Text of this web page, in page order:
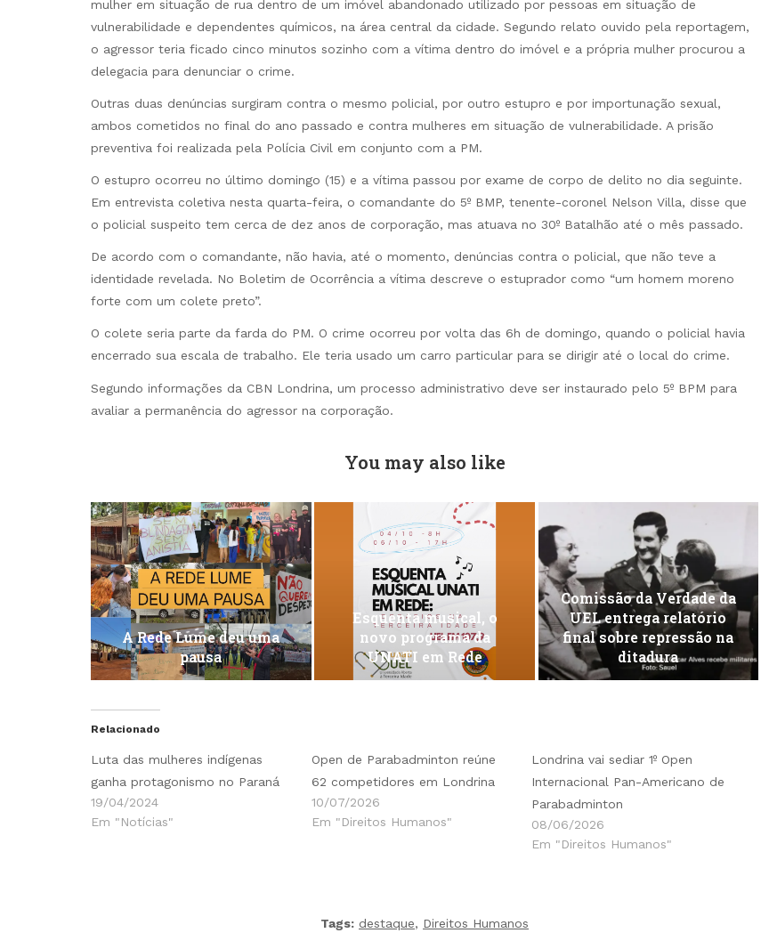
mulher em situação de rua dentro de um imóvel abandonado utilizado por pessoas em situação de
vulnerabilidade e dependentes químicos, na área central da cidade. Segundo relato ouvido pela reportagem,
o agressor teria ficado cinco minutos sozinho com a vítima dentro do imóvel e a própria mulher procurou a
delegacia para denunciar o crime.
Outras duas denúncias surgiram contra o mesmo policial, por outro estupro e por importunação sexual,
ambos cometidos no final do ano passado e contra mulheres em situação de vulnerabilidade. A prisão
preventiva foi realizada pela Polícia Civil em conjunto com a PM.
O estupro ocorreu no último domingo (15) e a vítima passou por exame de corpo de delito no dia seguinte.
Em entrevista coletiva nesta quarta-feira, o comandante do 5º BMP, tenente-coronel Nelson Villa, disse que
o policial suspeito tem cerca de dez anos de corporação, mas atuava no 30º Batalhão até o mês passado.
De acordo com o comandante, não havia, até o momento, denúncias contra o policial, que não teve a
identidade revelada. No Boletim de Ocorrência a vítima descreve o estuprador como “um homem moreno
forte com um colete preto”.
O colete seria parte da farda do PM. O crime ocorreu por volta das 6h de domingo, quando o policial havia
encerrado sua escala de trabalho. Ele teria usado um carro particular para se dirigir até o local do crime.
Segundo informações da CBN Londrina, um processo administrativo deve ser instaurado pelo 5º BPM para
avaliar a permanência do agressor na corporação.
You may also like
A Rede Lume deu uma
pausa
Esquenta musical, o
novo programa da
UNATI em Rede
Comissão da Verdade da
UEL entrega relatório
final sobre repressão na
ditadura
Relacionado
Luta das mulheres indígenas
ganha protagonismo no Paraná
19/04/2024
Em "Notícias"
Open de Parabadminton reúne
62 competidores em Londrina
10/07/2026
Em "Direitos Humanos"
Londrina vai sediar 1º Open
Internacional Pan-Americano de
Parabadminton
08/06/2026
Em "Direitos Humanos"
Tags: destaque, Direitos Humanos